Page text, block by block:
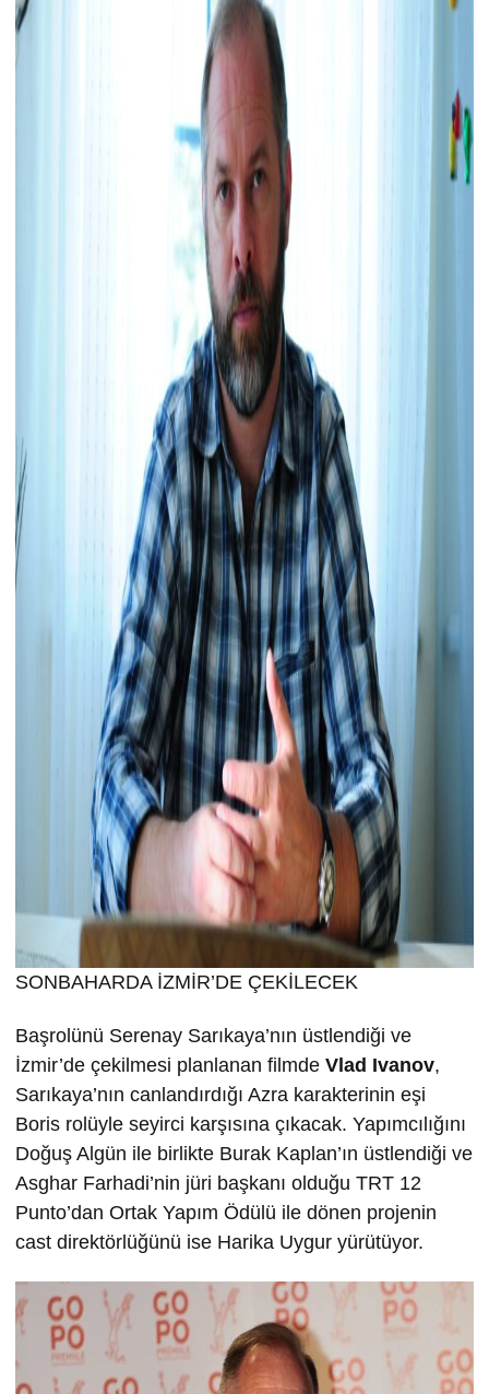
SONBAHARDA İZMİR’DE ÇEKİLECEK
Başrolünü Serenay Sarıkaya’nın üstlendiği ve
İzmir’de çekilmesi planlanan filmde Vlad Ivanov,
Sarıkaya’nın canlandırdığı Azra karakterinin eşi
Boris rolüyle seyirci karşısına çıkacak. Yapımcılığını
Doğuş Algün ile birlikte Burak Kaplan’ın üstlendiği ve
Asghar Farhadi’nin jüri başkanı olduğu TRT 12
Punto’dan Ortak Yapım Ödülü ile dönen projenin
cast direktörlüğünü ise Harika Uygur yürütüyor.